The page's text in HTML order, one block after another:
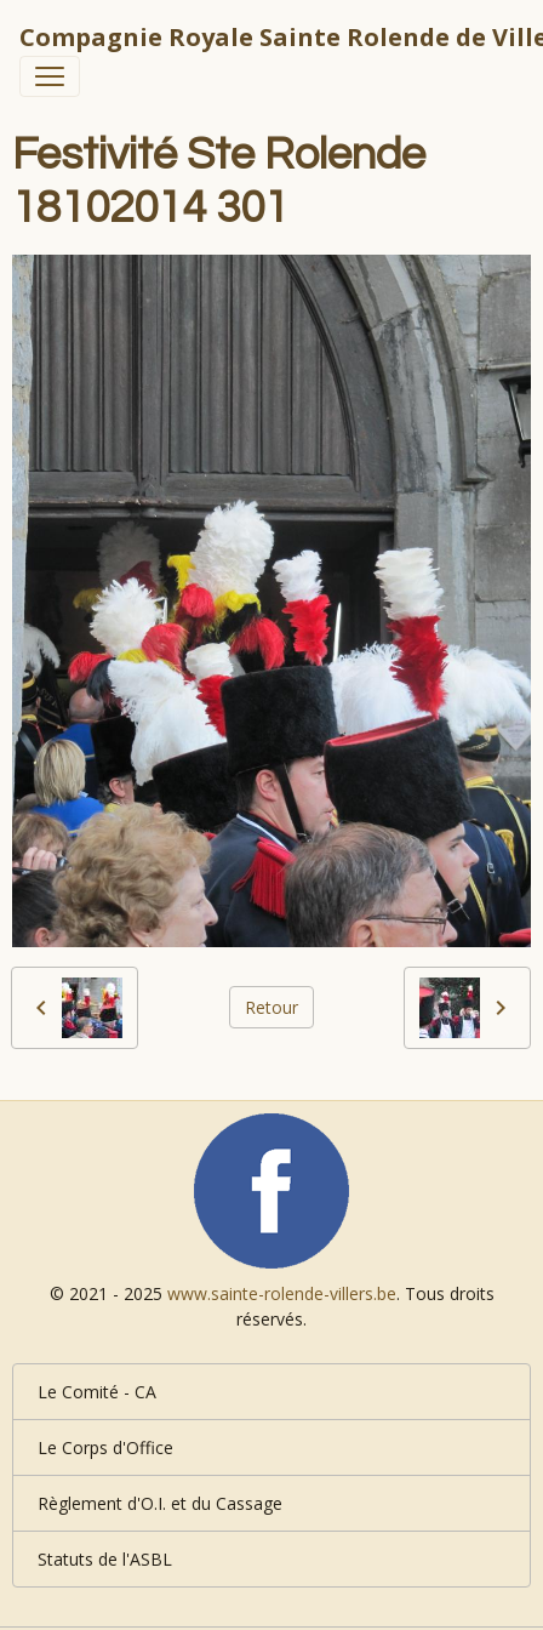
Compagnie Royale Sainte Rolende de
Festivité Ste Rolende
18102014 301
Retour
© 2021 - 2025 www.sainte-rolende-villers.be. Tous droits
réservés.
Le Comité - CA
Le Corps d'Office
Règlement d'O.I. et du Cassage
Statuts de l'ASBL